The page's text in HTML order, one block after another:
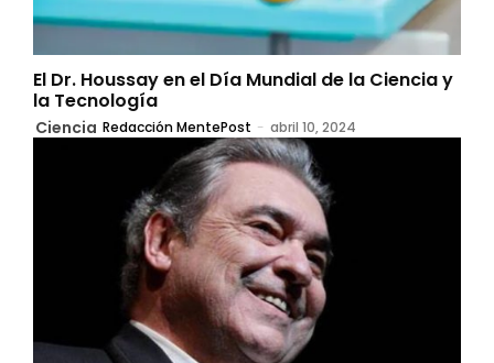
El Dr. Houssay en el Día Mundial de la Ciencia y
la Tecnología
Ciencia Redacción MentePost - abril 10, 2024